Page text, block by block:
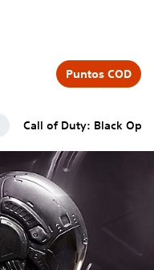
Call of Duty: Black Ops
Puntos COD